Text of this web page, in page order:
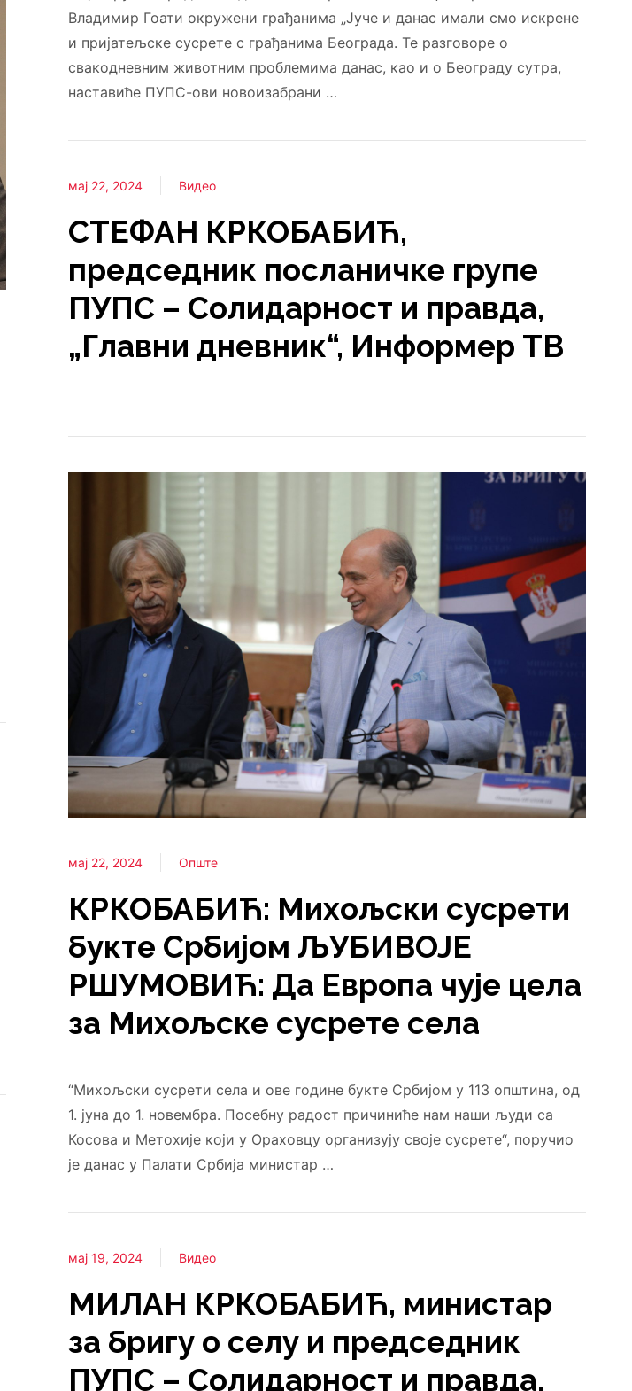
Владимир Гоати окружени грађанима „Јуче и данас имали смо искрене
и пријатељске сусрете с грађанима Београда. Те разговоре о
свакодневним животним проблемима данас, као и о Београду сутра,
наставиће ПУПС-ови новоизабрани …
мај 22, 2024 Видео
СТЕФАН КРКОБАБИЋ,
председник посланичке групе
ПУПС – Солидарност и правда,
„Главни дневник“, Информер ТВ
мај 22, 2024 Опште
КРКОБАБИЋ: Михољски сусрети
букте Србијом ЉУБИВОЈЕ
РШУМОВИЋ: Да Европа чује цела
за Михољске сусрете села
“Михољски сусрети села и ове године букте Србијом у 113 општина, од
1. јуна до 1. новембра. Посебну радост причиниће нам наши људи са
Косова и Метохије који у Ораховцу организују своје сусрете“, поручио
је данас у Палати Србија министар …
мај 19, 2024 Видео
МИЛАН КРКОБАБИЋ, министар
за бригу о селу и председник
ПУПС – Солидарност и правда,